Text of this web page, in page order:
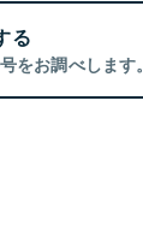
る
をお調べします。